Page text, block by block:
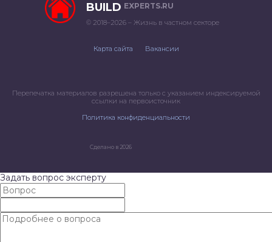
BUILD EXPERTS.RU
© 2018–2026 – Жизнь в частном секторе
Карта сайта Вакансии
Перепечатка материалов разрешена только с указанием индексируемой
ссылки на первоисточник
Политика конфиденциальности
Сделано в 2026
Задать вопрос эксперту